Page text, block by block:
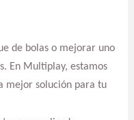
de bolas o mejorar uno
En Multiplay, estamos
mejor solución para tu